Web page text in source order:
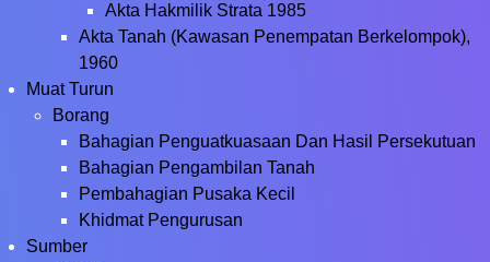
Akta Hakmilik Strata 1985
Akta Tanah (Kawasan Penempatan Berkelompok),
1960
Muat Turun
Borang
Bahagian Penguatkuasaan Dan Hasil Persekutuan
Bahagian Pengambilan Tanah
Pembahagian Pusaka Kecil
Khidmat Pengurusan
Sumber